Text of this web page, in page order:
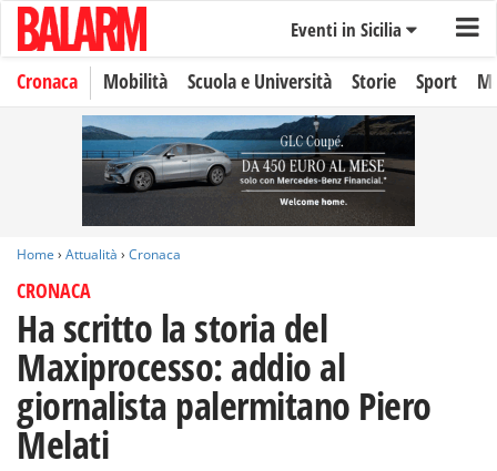
Eventi in Sicilia
Cronaca Mobilità Scuola e Università Storie Sport
Home › Attualità › Cronaca
CRONACA
Ha scritto la storia del
Maxiprocesso: addio al
giornalista palermitano Piero
Melati